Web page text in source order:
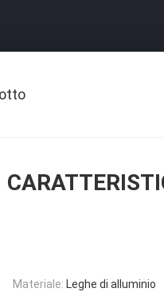
Materiale: Leghe di alluminio